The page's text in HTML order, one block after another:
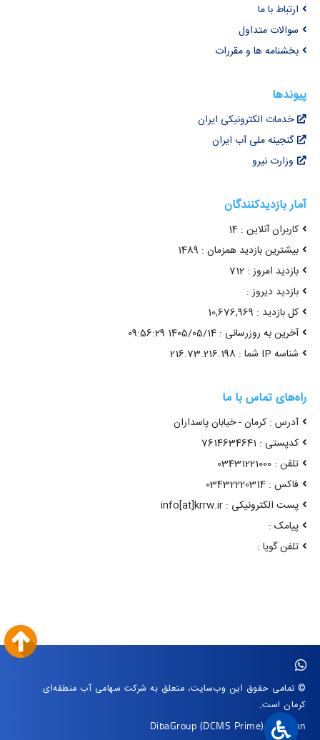
ارتباط با ما
سوالات متداول
بخشنامه ها و مقررات
پیوندها
خدمات الکترونیکی ایران
گنجینه ملی آب ایران
وزارت نیرو
آمار بازدیدکنندگان
کاربران آنلاین : 14
بیشترین بازدید همزمان : 1489
بازدید امروز : 712
بازدید دیروز :
کل بازدید : 10,676,969
آخرین به روزرسانی : 1405/05/14 09:56:29
شناسه IP شما : 216.73.216.198
راه‌های تماس با ما
آدرس : کرمان - خیابان پاسداران
کدپستی : 7614634641
تلفن : 03431221000
فاکس : 03432220314
پست الکترونیکی : info[at]krrw.ir
پیامک :
تلفن گویا :
© تمامی حقوق این وب‌سایت، متعلق به شرکت سهامی آب منطقه‌ای
کرمان است.
DibaGroup (DCMS Prime)|Arvan